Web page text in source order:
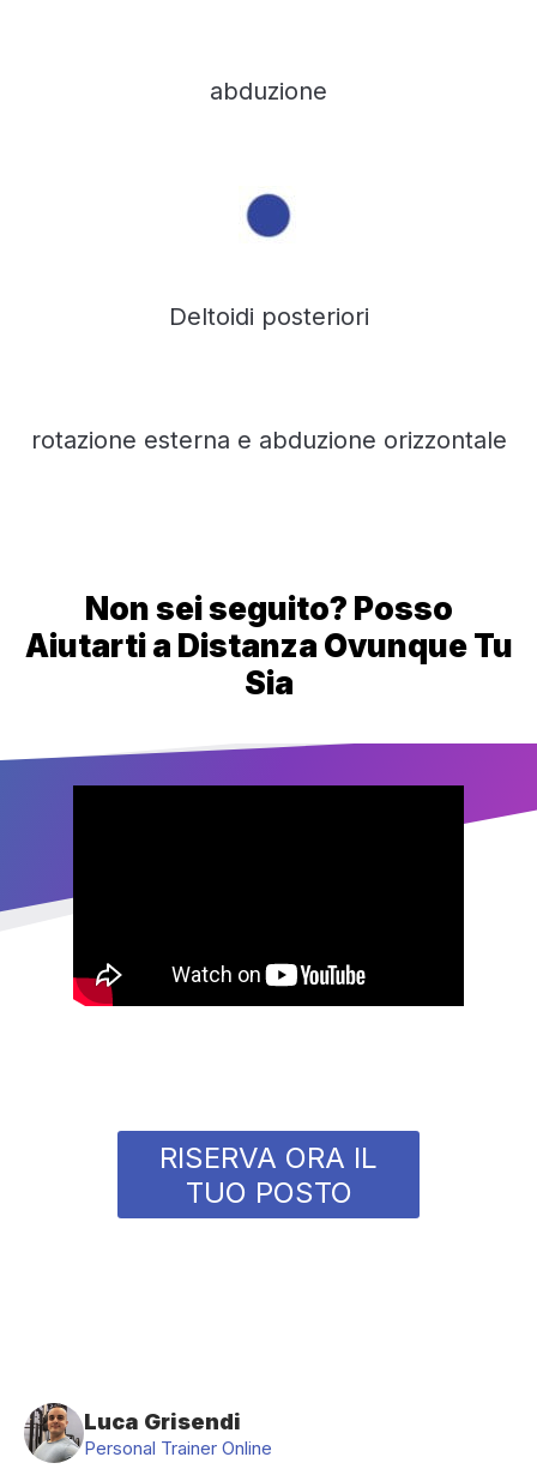
abduzione
Deltoidi posteriori
rotazione esterna e abduzione orizzontale
Non sei seguito? Posso
Aiutarti a Distanza Ovunque Tu
Sia
RISERVA ORA IL
TUO POSTO
Luca Grisendi
Personal Trainer Online